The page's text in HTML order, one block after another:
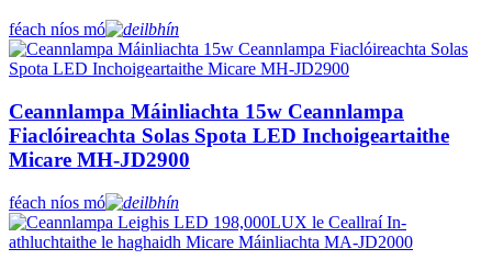
féach níos mó
Ceannlampa Máinliachta 15w Ceannlampa
Fiaclóireachta Solas Spota LED Inchoigeartaithe
Micare MH-JD2900
féach níos mó